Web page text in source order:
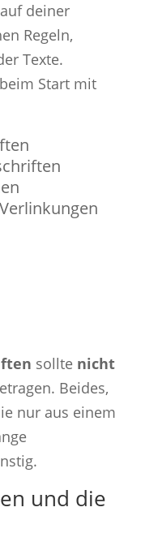
deiner
Regeln,
Texte.
Start mit
sollte nicht
Beides,
nur aus einem
und die